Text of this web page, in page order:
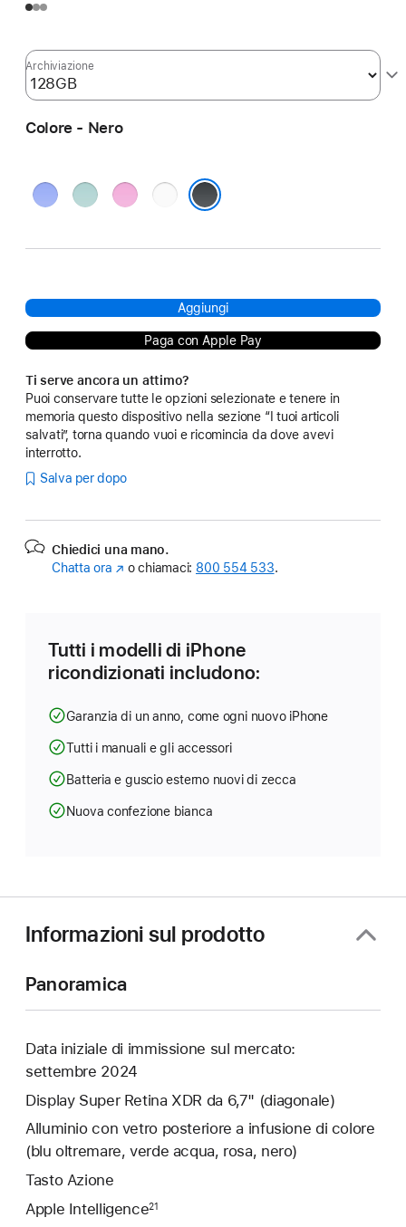
Archiviazione
Colore - Nero
Blu
VerdeRosa Bianco
Aggiungi
Paga con Apple Pay
Ti serve ancora un attimo?
Puoi conservare tutte le opzioni selezionate e tenere in
memoria questo dispositivo nella sezione “I tuoi articoli
salvati”, torna quando vuoi e ricomincia da dove avevi
interrotto.
Salva per dopo
Chiedici una mano.
Chatta ora (Si
nuova
finestra)
o chiamaci: 800 554 533.
Tutti i modelli di iPhone
ricondizionati includono:
Garanzia di un anno, come ogni nuovo iPhone
Tutti i manuali e gli accessori
Batteria e guscio esterno nuovi di zecca
Nuova confezione bianca
Informazioni sul prodotto
Panoramica
Data iniziale di immissione sul mercato:
settembre 2024
Display Super Retina XDR da 6,7" (diagonale)
Alluminio con vetro posteriore a infusione di colore
(blu oltremare, verde acqua, rosa, nero)
Tasto Azione
Apple Intelligence21